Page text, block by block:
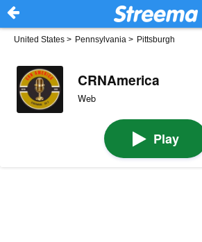
United States > Pennsylvania > Pittsburgh
CRNAmerica
Web
Play